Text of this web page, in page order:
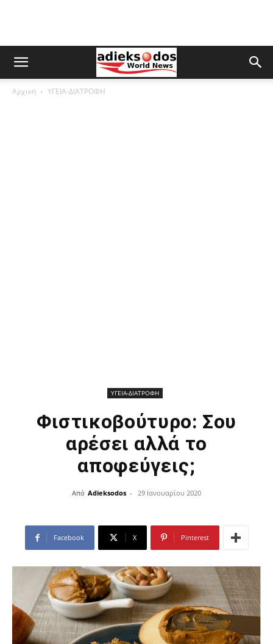
Αρχική ΥΓΕΙΑ-ΔΙΑΤΡΟΦΗ
ΥΓΕΙΑ-ΔΙΑΤΡΟΦΗ
Φιστικοβούτυρο: Σου
αρέσει αλλά το
αποφεύγεις;
Από Adieksodos - 29 Ιανουαρίου 2020
Facebook X Pinterest